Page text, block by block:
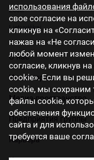
использования
свое согласие на
кликнув на
нажав на «Не
любой момент
согласие, кликнув
cookie». Если вы
cookie, мы сохраним
файлы cookie,
обеспечения
сайта и для
требуется ваше
Eesti
Lietuviškai
О нас
Инвесторам
Медиа-пространство
Предприятия группы
Карьера